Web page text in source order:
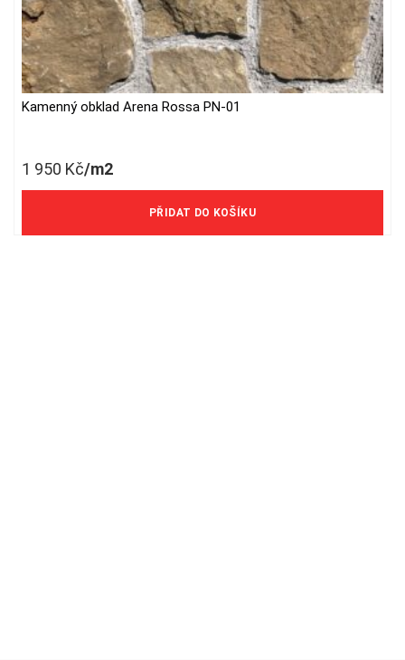
Kamenný obklad Arena Rossa PN-01
1 950 Kč/m2
1 612 Kč/m2 bez DPH
PŘIDAT DO KOŠÍKU